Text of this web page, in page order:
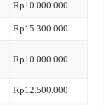
Rp10.000.000
Rp15.300.000
Rp10.000.000
Rp12.500.000